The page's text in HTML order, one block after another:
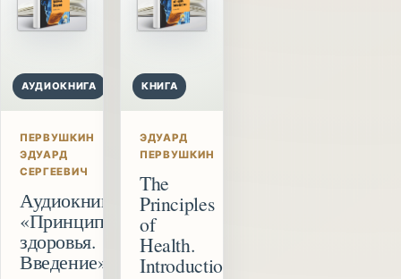
АУДИОКНИГА
ПЕРВУШКИН
ЭДУАРД
СЕРГЕЕВИЧ
Аудиокнига
«Принципы
здоровья.
Введение»
КНИГА
ЭДУАРД
ПЕРВУШКИН
The
Principles
of
Health.
Introduction